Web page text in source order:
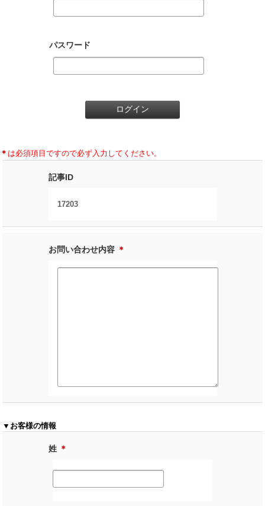
パスワード
＊ は必須項目ですので必ず入力してください。
記事ID
17203
お問い合わせ内容 ＊
▼お客様の情報
姓 ＊